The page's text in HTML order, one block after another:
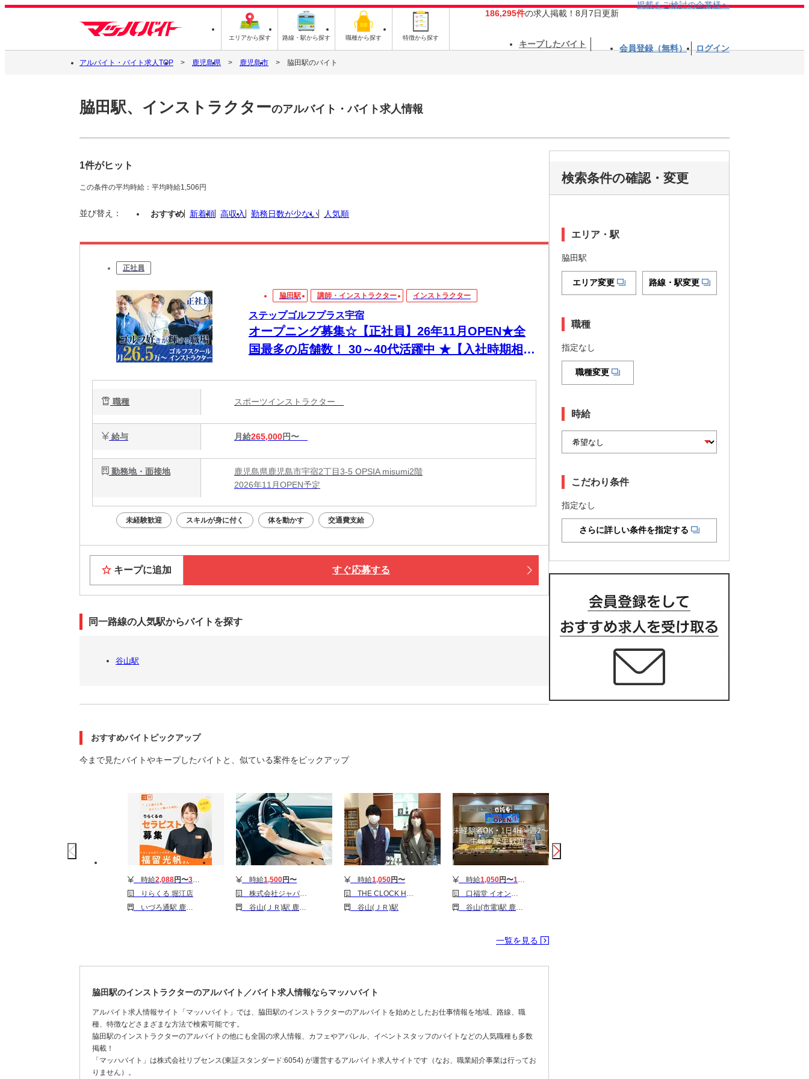
エリアから探す 路線・駅から探す 職種から探す 特徴から探す
186,295件の求人掲載！8月7日更新
掲載をご検討の企業様へ
キープしたバイト 会員登録（無料） ログイン
アルバイト・バイト求人TOP 鹿児島県 鹿児島市 脇田駅のバイト
脇田駅、インストラクターのアルバイト・バイト求人情報
1件がヒット
この条件の平均時給：平均時給1,506円
並び替え： おすすめ 新着順 高収入 勤務日数が少ない 人気順
正社員
脇田駅 講師・インストラクター インストラクター
ステップゴルフプラス宇宿
オープニング募集☆【正社員】26年11月OPEN★全
国最多の店舗数！ 30～40代活躍中 ★【入社時期相談
職種 スポーツインストラクター
給与 月給265,000円〜
勤務地・面接地
鹿児島県鹿児島市宇宿2丁目3-5 OPSIA misumi2階
2026年11月OPEN予定
未経験歓迎 スキルが身に付く 体を動かす 交通費支給
キープに追加 すぐ応募する
同一路線の人気駅からバイトを探す
谷山駅
おすすめバイトピックアップ
今まで見たバイトやキープしたバイトと、似ている案件をピックアップ
時給2,088円〜3,510
りらくる 堀江店
いづろ通駅 鹿児島駅 鹿児島中央駅
時給1,500円〜
株式会社ジャパン・リリーフ 福岡支店/fodrmhR-17448
谷山(ＪＲ)駅 鹿児島中央駅 慈眼寺駅
時給1,050円〜
THE CLOCK HOUSE NewBasic 鹿児島店
谷山(ＪＲ)駅
時給1,050円〜1,100
口福堂 イオンモール鹿児島店
谷山(市電)駅 鹿児島中央駅 鹿児島駅
一覧を見る
脇田駅のインストラクターのアルバイト／バイト求人情報ならマッハバイト
アルバイト求人情報サイト「マッハバイト」では、脇田駅のインストラクターのアルバイトを始めとしたお仕事情報を地域、路線、職
種、特徴などさまざまな方法で検索可能です。
脇田駅のインストラクターのアルバイトの他にも全国の求人情報、カフェやアパレル、イベントスタッフのバイトなどの人気職種も多数
掲載！
「マッハバイト」は株式会社リブセンス(東証スタンダード:6054) が運営するアルバイト求人サイトです（なお、職業紹介事業は行ってお
りません）。
検索条件の確認・変更
エリア・駅
脇田駅
エリア変更 路線・駅変更
職種
指定なし
職種変更
時給
こだわり条件
指定なし
さらに詳しい条件を指定する